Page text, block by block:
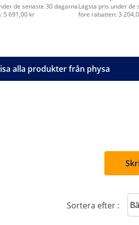
de senaste 30 dagarna
5 691,00 kr
Lägsta pris under de
före rabatten: 3
alla produkter från physa
Sortera efter :